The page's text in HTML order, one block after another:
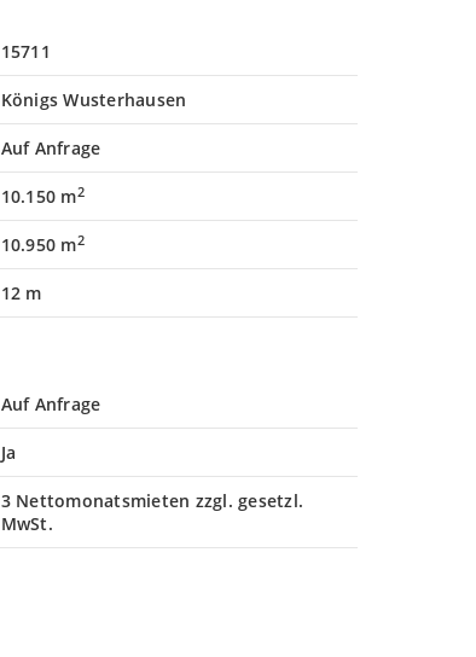
15711
Königs Wusterhausen
Auf Anfrage
10.150 m2
10.950 m2
12 m
Auf Anfrage
Ja
3 Nettomonatsmieten zzgl. gesetzl.
MwSt.